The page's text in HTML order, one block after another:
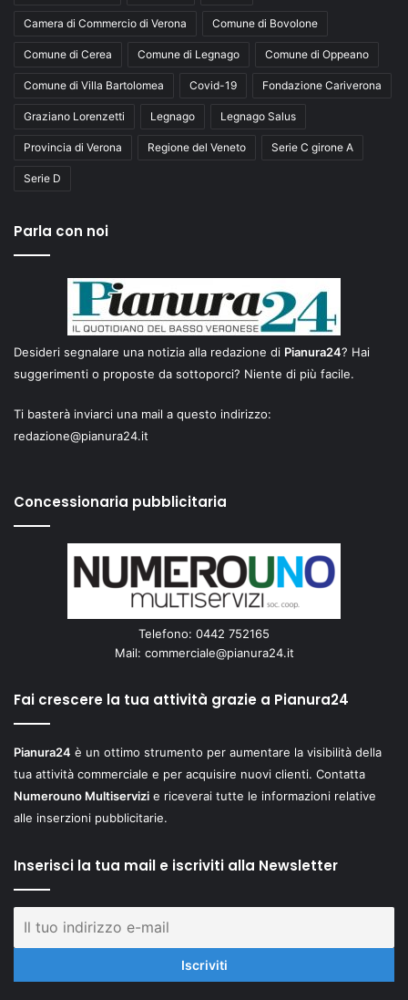
Camera di Commercio di Verona Comune di Bovolone
Comune di Cerea Comune di Legnago Comune di Oppeano
Comune di Villa Bartolomea Covid-19 Fondazione Cariverona
Graziano Lorenzetti Legnago Legnago Salus
Provincia di Verona Regione del Veneto Serie C girone A
Serie D
Parla con noi
Desideri segnalare una notizia alla redazione di Pianura24? Hai
suggerimenti o proposte da sottoporci? Niente di più facile.
Ti basterà inviarci una mail a questo indirizzo:
redazione@pianura24.it
Concessionaria pubblicitaria
Telefono: 0442 752165
Mail: commerciale@pianura24.it
Fai crescere la tua attività grazie a Pianura24
Pianura24 è un ottimo strumento per aumentare la visibilità della
tua attività commerciale e per acquisire nuovi clienti. Contatta
Numerouno Multiservizi e riceverai tutte le informazioni relative
alle inserzioni pubblicitarie.
Inserisci la tua mail e iscriviti alla Newsletter